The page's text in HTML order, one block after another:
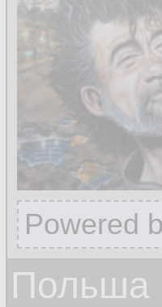
Powered
Польша